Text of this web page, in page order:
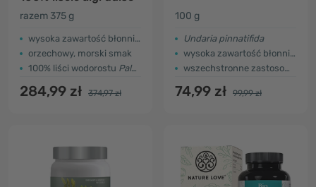
razem 375 g
wysoka zawartość błonnika i białka
orzechowy, morski smak
100% liści wodorostu Palmaria palmata
284,99 zł 374,97 zł
100 g
Undaria pinnatifida
wysoka zawartość błonnika i białka
wszechstronne zastosowanie
74,99 zł 99,99 zł